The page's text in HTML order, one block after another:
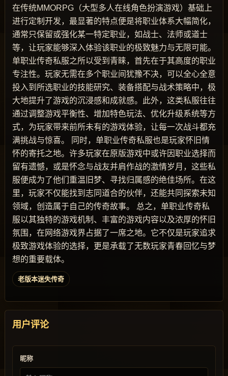
在传统MMORPG（大型多人在线角色扮演游戏）基础上
进行定制开发，最显著的特点便是将职业体系大幅简化，
通常只保留或强化某一特定职业，如战士、法师或道士
等，让玩家能够深入体验该职业的极致魅力与无限可能。
单职业传奇私服之所以受到青睐，首先在于其高度的职业
专注性。玩家无需在多个职业间犹豫不决，可以全心全意
投入到所选职业的技能研究、装备搭配与战术策略中，极
大地提升了游戏的沉浸感和成就感。此外，这类私服往往
通过调整游戏平衡性、增加特色玩法、优化升级系统等方
式，为玩家带来前所未有的游戏体验，让每一次战斗都充
满挑战与惊喜。 同时，单职业传奇私服也是玩家怀旧情
怀的寄托之地。许多玩家在原版游戏中或许因职业选择而
留有遗憾，或是怀念与战友并肩作战的激情岁月，这些私
服便成为了他们重温旧梦、寻找归属感的绝佳场所。在这
里，玩家不仅能找到志同道合的伙伴，还能共同探索未知
领域，创造属于自己的传奇故事。 总之，单职业传奇私
服以其独特的游戏机制、丰富的游戏内容以及浓厚的怀旧
氛围，在网络游戏界占据了一席之地。它不仅是玩家追求
极致游戏体验的选择，更是承载了无数玩家青春回忆与梦
想的重要载体。
老版本迷失传奇
用户评论
昵称